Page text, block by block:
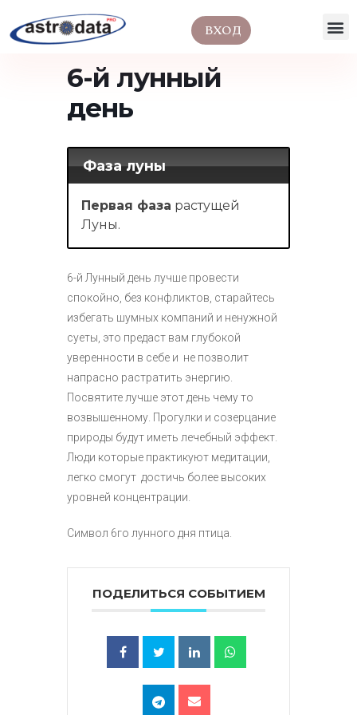
ВХОД
6-й лунный
день
Фаза луны
Первая фаза растущей
Луны.
6-й Лунный день лучше провести
спокойно, без конфликтов, старайтесь
избегать шумных компаний и ненужной
суеты, это предаст вам глубокой
уверенности в себе и не позволит
напрасно растратить энергию.
Посвятите лучше этот день чему то
возвышенному. Прогулки и созерцание
природы будут иметь лечебный эффект.
Люди которые практикуют медитации,
легко смогут достичь более высоких
уровней концентрации.
Символ 6го лунного дня птица.
ПОДЕЛИТЬСЯ СОБЫТИЕМ